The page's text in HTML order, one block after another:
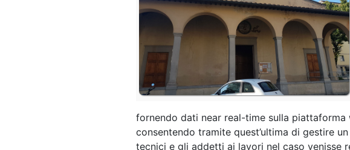
fornendo dati near real-time sulla piattaforma
consentendo tramite quest’ultima di gestire
tecnici e gli addetti ai lavori nel caso venisse